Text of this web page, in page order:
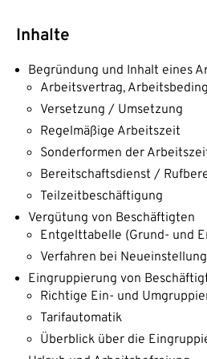
Inhalte
Begründung und Inhalt eines
Arbeitsvertrag,
Versetzung / Umsetzung
Regelmäßige Arbeitszeit
Sonderformen der
Bereitschaftsdienst /
Teilzeitbeschäftigung
Vergütung von Beschäftigten
Entgelttabelle (Grund- und
Verfahren bei
Eingruppierung von
Richtige Ein- und
Tarifautomatik
Überblick über die